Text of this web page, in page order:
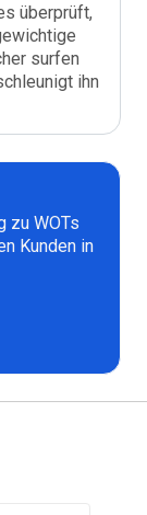
überprüft,
surfen
ihn
zu WOTs
Kunden in